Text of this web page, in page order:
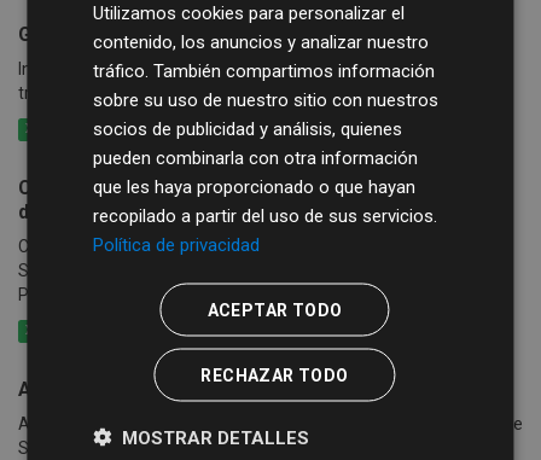
Guía de Recursos Culturales
Información sobre grupos, artistas, empresas..., que se ofertan a
través de la Guía de Recursos Culturales
XLSX CSV XML
Catálogo de publicaciones de la Diputación Provincial
de Salamanca
Catálogo de las publicaciones de la Diputación Provincial de
Salamanca, que incluye las ediciones de la Sección de
Publicaciones de Diputación y las del Instituto de las...
XLSX
Actividades culturales en la provincia
Agenda Cutural: listado de actividades culturales en la provincia de
Salamanca
Utilizamos cookies para personalizar el
contenido, los anuncios y analizar nuestro
tráfico. También compartimos información
sobre su uso de nuestro sitio con nuestros
socios de publicidad y análisis, quienes
pueden combinarla con otra información
que les haya proporcionado o que hayan
recopilado a partir del uso de sus servicios.
Política de privacidad
ACEPTAR TODO
RECHAZAR TODO
MOSTRAR DETALLES